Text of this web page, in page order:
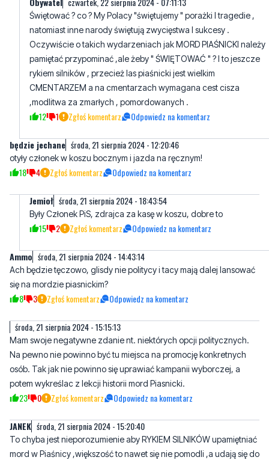
pamiętać przypominać ,ale żeby " ŚWIĘTOWAĆ " ? I to jeszcze
rykiem silników , przecież las piaśnicki jest wielkim
CMENTARZEM a na cmentarzach wymagana cest cisza
,modlitwa za zmarłych , pomordowanych .
12 1 Zgłoś komentarz Odpowiedz na komentarz
będzie jechane środa, 21 sierpnia 2024 - 12:20:46
otyły członek w koszu bocznym i jazda na ręcznym!
Jemioł środa, 21 sierpnia 2024 - 18:43:54
Były Członek PiS, zdrajca za kasę w koszu, dobre to
Ammo środa, 21 sierpnia 2024 - 14:43:14
Ach będzie tęczowo, glisdy nie politycy i tacy mają dalej lansować
8 3 Zgłoś komentarz Odpowiedz na komentarz
środa, 21 sierpnia 2024 - 15:15:13
Mam swoje negatywne zdanie nt. niektórych opcji politycznych.
osób. Tak jak nie powinno się uprawiać kampanii wyborczej, a
potem wykreślac z lekcji historii mord Piasnicki.
23 0 Zgłoś komentarz Odpowiedz na komentarz
JANEK środa, 21 sierpnia 2024 - 15:20:40
To chyba jest nieporozumienie aby RYKIEM SILNIKÓW upamiętniać
ołtarza przy grobach pomordowanych .
25 8 Zgłoś komentarz Odpowiedz na komentarz